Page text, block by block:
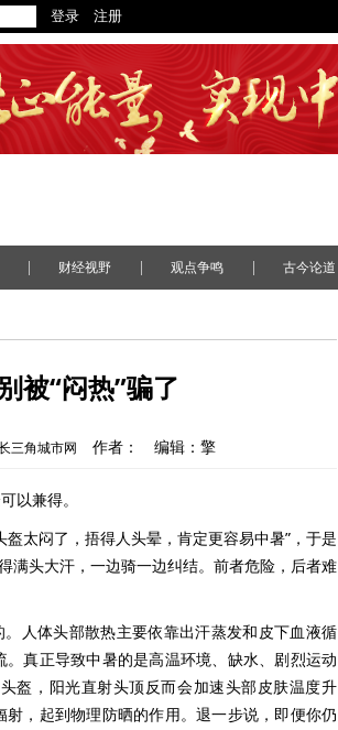
财经视野 观点争鸣 古今论道
被“闷热”骗了
三角城市网 作者： 编辑：擎
以兼得。
太闷了，捂得人头晕，肯定更容易中暑”，于是
满头大汗，一边骑一边纠结。前者危险，后者难
人体头部散热主要依靠出汗蒸发和皮下血液循
真正导致中暑的是高温环境、缺水、剧烈运动
盔，阳光直射头顶反而会加速头部皮肤温度升
，起到物理防晒的作用。退一步说，即便你仍